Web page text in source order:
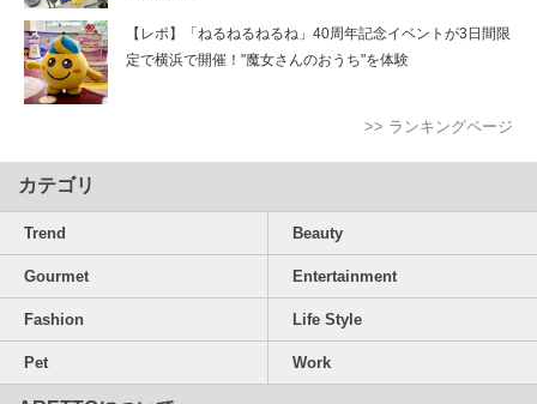
【レポ】「ねるねるねるね」40周年記念イベントが3日間限
定で横浜で開催！"魔女さんのおうち"を体験
>> ランキングページ
カテゴリ
Trend Beauty
Gourmet Entertainment
Fashion Life Style
Pet Work